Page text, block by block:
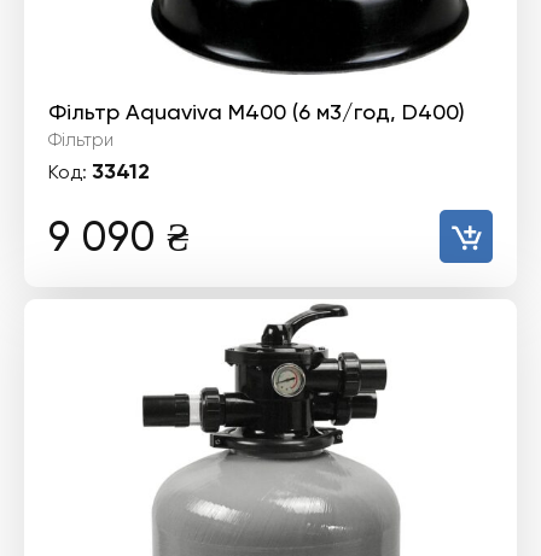
Фільтр Aquaviva M400 (6 м3/год, D400)
Фільтри
Код: 33412
9 090 ₴